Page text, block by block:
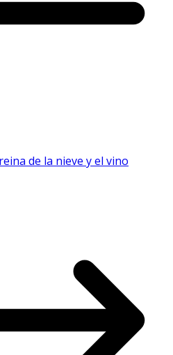
de la nieve y el vino